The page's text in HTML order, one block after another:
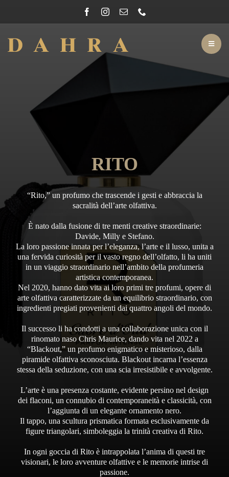
Arredamento
DAHRA
RITO
“Rito,” un profumo che trascende i gesti e abbraccia la
sacralità dell’arte olfattiva.
È nato dalla fusione di tre menti creative straordinarie:
Davide, Milly e Stefano.
La loro passione innata per l’eleganza, l’arte e il lusso, unita a
una fervida curiosità per il vasto regno dell’olfatto, li ha uniti
in un viaggio straordinario nell’ambito della profumeria
artistica contemporanea.
Nel 2020, hanno dato vita ai loro primi tre profumi, opere di
arte olfattiva caratterizzate da un equilibrio straordinario, con
ingredienti pregiati provenienti dai quattro angoli del mondo.
Il successo li ha condotti a una collaborazione unica con il
rinomato naso Chris Maurice, dando vita nel 2022 a
“Blackout,” un profumo enigmatico e misterioso, dalla
piramide olfattiva sconosciuta. Blackout incarna l’essenza
stessa della seduzione, con una scia irresistibile e avvolgente.
L’arte è una presenza costante, evidente persino nel design
dei flaconi, un connubio di contemporaneità e classicità, con
l’aggiunta di un elegante ornamento nero.
Il tappo, una scultura prismatica formata esclusivamente da
figure triangolari, simboleggia la trinità creativa di Rito.
In ogni goccia di Rito è intrappolata l’anima di questi tre
visionari, le loro avventure olfattive e le memorie intrise di
passione.